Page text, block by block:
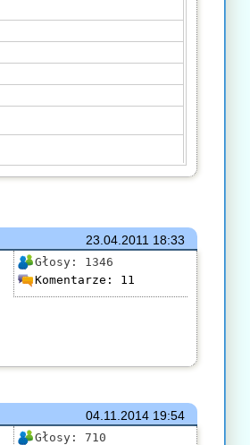
23.04.2011 18:33
Głosy: 1346
Komentarze: 11
04.11.201419:54
Głosy: 710